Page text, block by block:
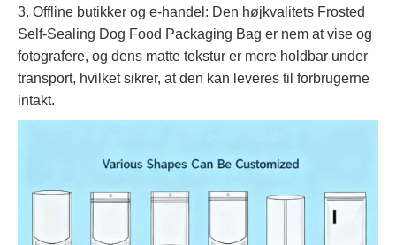
3. Offline butikker og e-handel: Den højkvalitets Frosted
Self-Sealing Dog Food Packaging Bag er nem at vise og
fotografere, og dens matte tekstur er mere holdbar under
transport, hvilket sikrer, at den kan leveres til forbrugerne
intakt.